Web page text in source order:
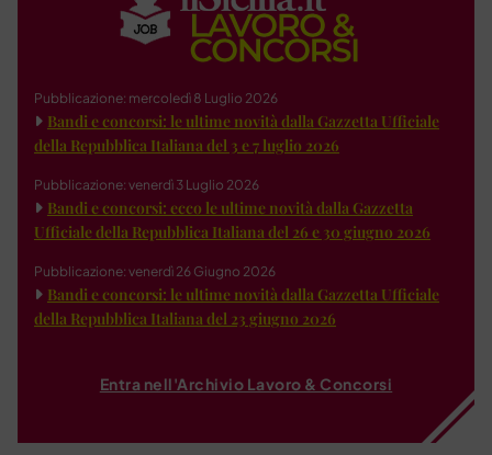
Pubblicazione: mercoledì 8 Luglio 2026
Bandi e concorsi: le ultime novità dalla Gazzetta Ufficiale
della Repubblica Italiana del 3 e 7 luglio 2026
Pubblicazione: venerdì 3 Luglio 2026
Bandi e concorsi: ecco le ultime novità dalla Gazzetta
Ufficiale della Repubblica Italiana del 26 e 30 giugno 2026
Pubblicazione: venerdì 26 Giugno 2026
Bandi e concorsi: le ultime novità dalla Gazzetta Ufficiale
della Repubblica Italiana del 23 giugno 2026
Entra nell'Archivio Lavoro & Concorsi